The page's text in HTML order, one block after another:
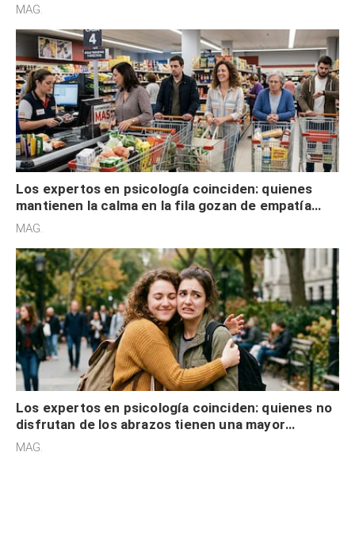
MAG.
Los expertos en psicología coinciden: quienes
mantienen la calma en la fila gozan de empatía
cognitiva, gratitud y no solo tienen autocontrol
MAG.
Los expertos en psicología coinciden: quienes no
disfrutan de los abrazos tienen una mayor
sensibilidad a los estímulos físicos y no es por
MAG.